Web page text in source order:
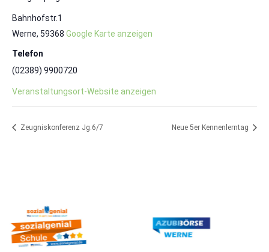
Bahnhofstr.1
Werne, 59368 Google Karte anzeigen
Telefon
(02389) 9900720
Veranstaltungsort-Website anzeigen
Zeugniskonferenz Jg.6/7 Neue 5er Kennenlerntag